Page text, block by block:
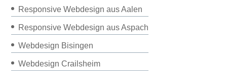
Responsive Webdesign aus Aalen
Responsive Webdesign aus Aspach
Webdesign Bisingen
Webdesign Crailsheim